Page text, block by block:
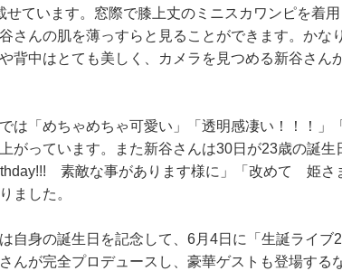
せています。窓際で膝上丈のミニスカワンピを着
さんの肌を薄っすらと見ることができます。かな
背中はとても美しく、カメラを見つめる新谷さん
は「めちゃめちゃ可愛い」「透明感凄い！！！」
がっています。また新谷さんは30日が23歳の誕
素敵な事があります様に」「改めて 姫
ました。
自身の誕生日を記念して、6月4日に「生誕ライ
んが完全プロデュースし、豪華ゲストも登場する